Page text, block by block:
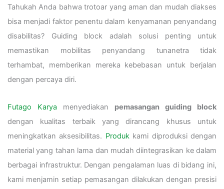
Tahukah Anda bahwa trotoar yang aman dan mudah diakses
bisa menjadi faktor penentu dalam kenyamanan penyandang
disabilitas? Guiding block adalah solusi penting untuk
memastikan mobilitas penyandang tunanetra tidak
terhambat, memberikan mereka kebebasan untuk berjalan
dengan percaya diri.
Futago Karya menyediakan pemasangan guiding block
dengan kualitas terbaik yang dirancang khusus untuk
meningkatkan aksesibilitas. Produkkami diproduksi dengan
material yang tahan lama dan mudah diintegrasikan ke dalam
berbagai infrastruktur. Dengan pengalaman luas di bidang ini,
kami menjamin setiap pemasangan dilakukan dengan presisi